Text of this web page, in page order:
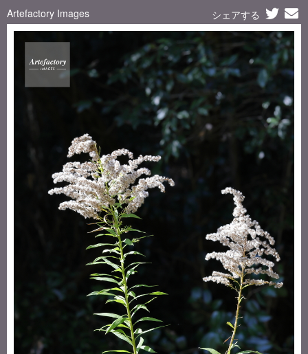
Artefactory Images シェアする